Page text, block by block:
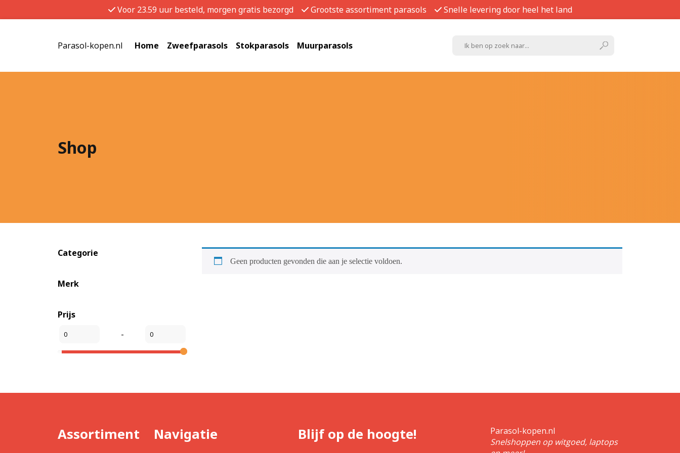
Voor 23.59 uur besteld, morgen gratis bezorgd Grootste assortiment parasols Snelle levering door heel het land
Parasol-kopen.nl Home Zweefparasols Stokparasols Muurparasols
Shop
Categorie
Merk
Prijs
-
Geen producten gevonden die aan je selectie voldoen.
Assortiment Navigatie Blijf op de hoogte!
Parasol-kopen.nl
Snelshoppen op witgoed, laptops